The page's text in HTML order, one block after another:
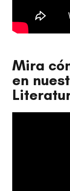
Mira
en